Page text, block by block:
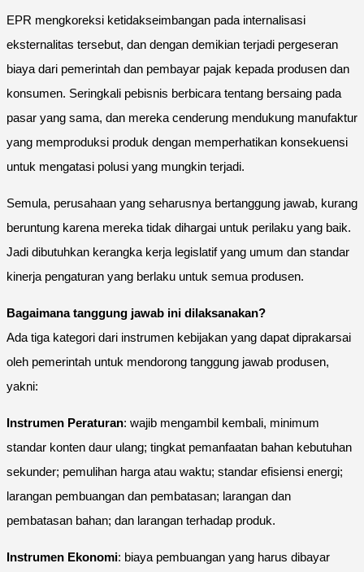
EPR mengkoreksi ketidakseimbangan pada internalisasi
eksternalitas tersebut, dan dengan demikian terjadi pergeseran
biaya dari pemerintah dan pembayar pajak kepada produsen dan
konsumen. Seringkali pebisnis berbicara tentang bersaing pada
pasar yang sama, dan mereka cenderung mendukung manufaktur
yang memproduksi produk dengan memperhatikan konsekuensi
untuk mengatasi polusi yang mungkin terjadi.
Semula, perusahaan yang seharusnya bertanggung jawab, kurang
beruntung karena mereka tidak dihargai untuk perilaku yang baik.
Jadi dibutuhkan kerangka kerja legislatif yang umum dan standar
kinerja pengaturan yang berlaku untuk semua produsen.
Bagaimana tanggung jawab ini dilaksanakan?
Ada tiga kategori dari instrumen kebijakan yang dapat diprakarsai
oleh pemerintah untuk mendorong tanggung jawab produsen,
yakni:
Instrumen Peraturan: wajib mengambil kembali, minimum
standar konten daur ulang; tingkat pemanfaatan bahan kebutuhan
sekunder; pemulihan harga atau waktu; standar efisiensi energi;
larangan pembuangan dan pembatasan; larangan dan
pembatasan bahan; dan larangan terhadap produk.
Instrumen Ekonomi: biaya pembuangan yang harus dibayar